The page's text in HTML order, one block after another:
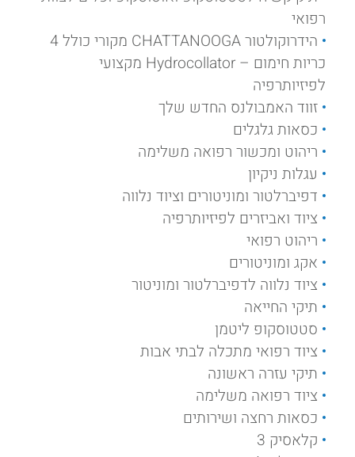
רפואי
הידרוקולטור CHATTANOOGA מקורי כולל 4
כריות חימום – Hydrocollator מקצועי
לפיזיותרפיה
זווד האמבולנס החדש שלך
כסאות גלגלים
ריהוט ומכשור רפואה משלימה
עגלות ניקיון
דפיברלטור ומוניטורים וציוד נלווה
ציוד ואביזרים לפיזיותרפיה
ריהוט רפואי
אקג ומוניטורים
ציוד נלווה לדפיברלטור ומוניטור
תיקי החייאה
סטטוסקופ ליטמן
ציוד רפואי מתכלה לבתי אבות
תיקי עזרה ראשונה
ציוד רפואה משלימה
כסאות רחצה ושירותים
קלאסיק 3